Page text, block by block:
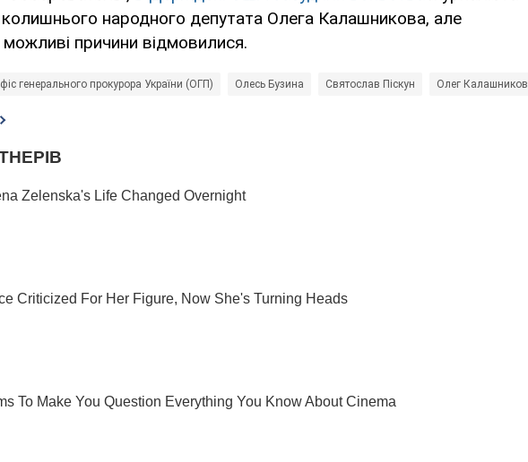
колишнього народного депутата Олега Калашникова, але
можливі причини відмовилися.
генерального прокурора України (ОГП) Олесь Бузина Святослав Піскун Олег Калашников